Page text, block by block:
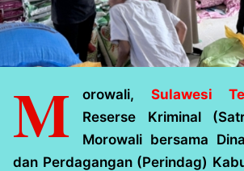
M orowali, Sulawesi
Reserse Kriminal
Morowali bersama
dan Perdagangan (Perindag)